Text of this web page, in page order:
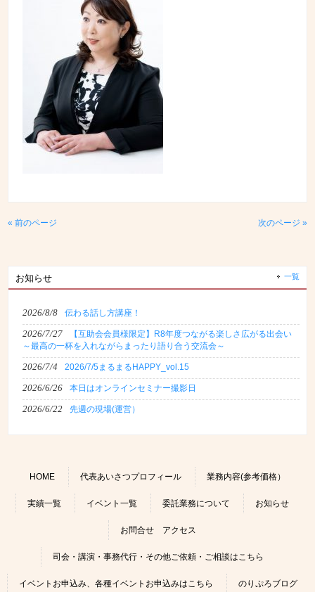
« 前のページ 次のページ »
お知らせ 一覧
2026/8/8 伝わる話し方講座！
2026/7/27
【互助会会員様限定】R8年度つながる楽しさ広がる出会い
～最高の一杯を入れながらまったり語り合う交流会～
2026/7/4 2026/7/5まるまるHAPPY_vol.15
2026/6/26 本日はオンラインセミナー撮影日
2026/6/22 先週の現場(運営）
HOME 代表あいさつプロフィール 業務内容(参考価格）
実績一覧 イベント一覧 委託業務について お知らせ
お問合せ アクセス
司会・講演・事務代行・その他ご依頼・ご相談はこちら
イベントお申込み、各種イベントお申込みはこちら のりぷろブログ